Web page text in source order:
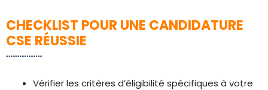
CHECKLIST POUR UNE CANDIDATURE
CSE RÉUSSIE
Vérifier les critères d’éligibilité spécifiques à votre